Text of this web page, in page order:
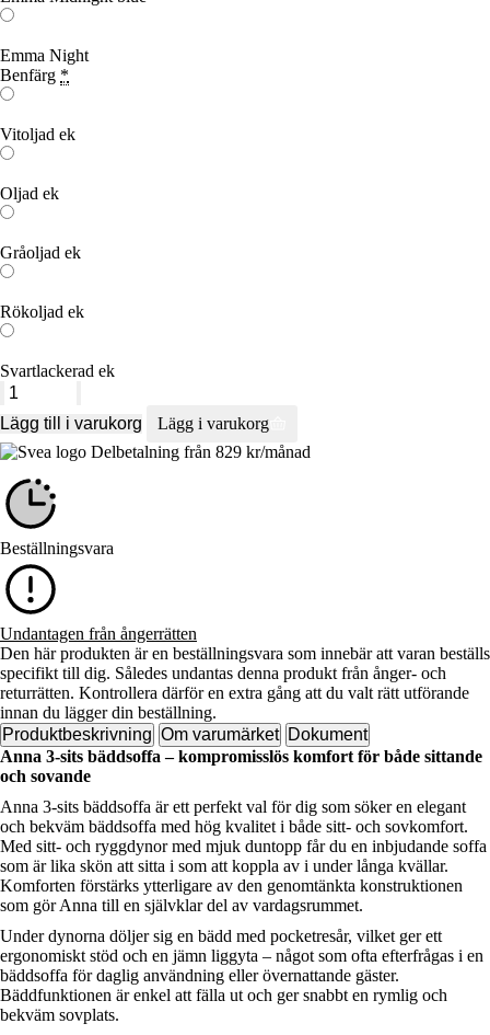
Emma Night
Benfärg *
Vitoljad ek
Oljad ek
Gråoljad ek
Rökoljad ek
Svartlackerad ek
Anna
Lägg till i varukorg
Lägg i varukorg
Delbetalning från 829 kr/månad
Beställningsvara
Undantagen från ångerrätten
Den här produkten är en beställningsvara som innebär att varan beställs
specifikt till dig. Således undantas denna produkt från ånger- och
returrätten. Kontrollera därför en extra gång att du valt rätt utförande
innan du lägger din beställning.
Produktbeskrivning Om varumärket Dokument
Anna 3-sits bäddsoffa – kompromisslös komfort för både sittande
och sovande
Anna 3-sits bäddsoffa är ett perfekt val för dig som söker en elegant
och bekväm bäddsoffa med hög kvalitet i både sitt- och sovkomfort.
Med sitt- och ryggdynor med mjuk duntopp får du en inbjudande soffa
som är lika skön att sitta i som att koppla av i under långa kvällar.
Komforten förstärks ytterligare av den genomtänkta konstruktionen
som gör Anna till en självklar del av vardagsrummet.
Under dynorna döljer sig en bädd med pocketresår, vilket ger ett
ergonomiskt stöd och en jämn liggyta – något som ofta efterfrågas i en
bäddsoffa för daglig användning eller övernattande gäster.
Bäddfunktionen är enkel att fälla ut och ger snabbt en rymlig och
bekväm sovplats.